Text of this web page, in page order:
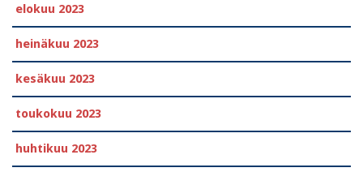
elokuu 2023
heinäkuu 2023
kesäkuu 2023
toukokuu 2023
huhtikuu 2023